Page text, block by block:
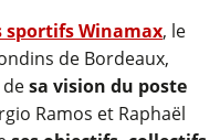
sportifs Winamax, le
de Bordeaux,
sa vision du poste
Ramos et Raphaël